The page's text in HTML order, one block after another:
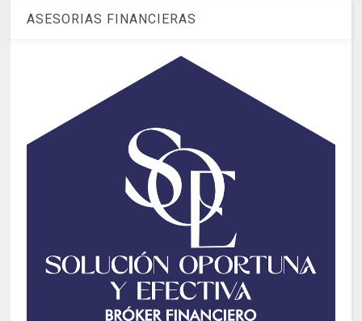
ASESORIAS FINANCIERAS